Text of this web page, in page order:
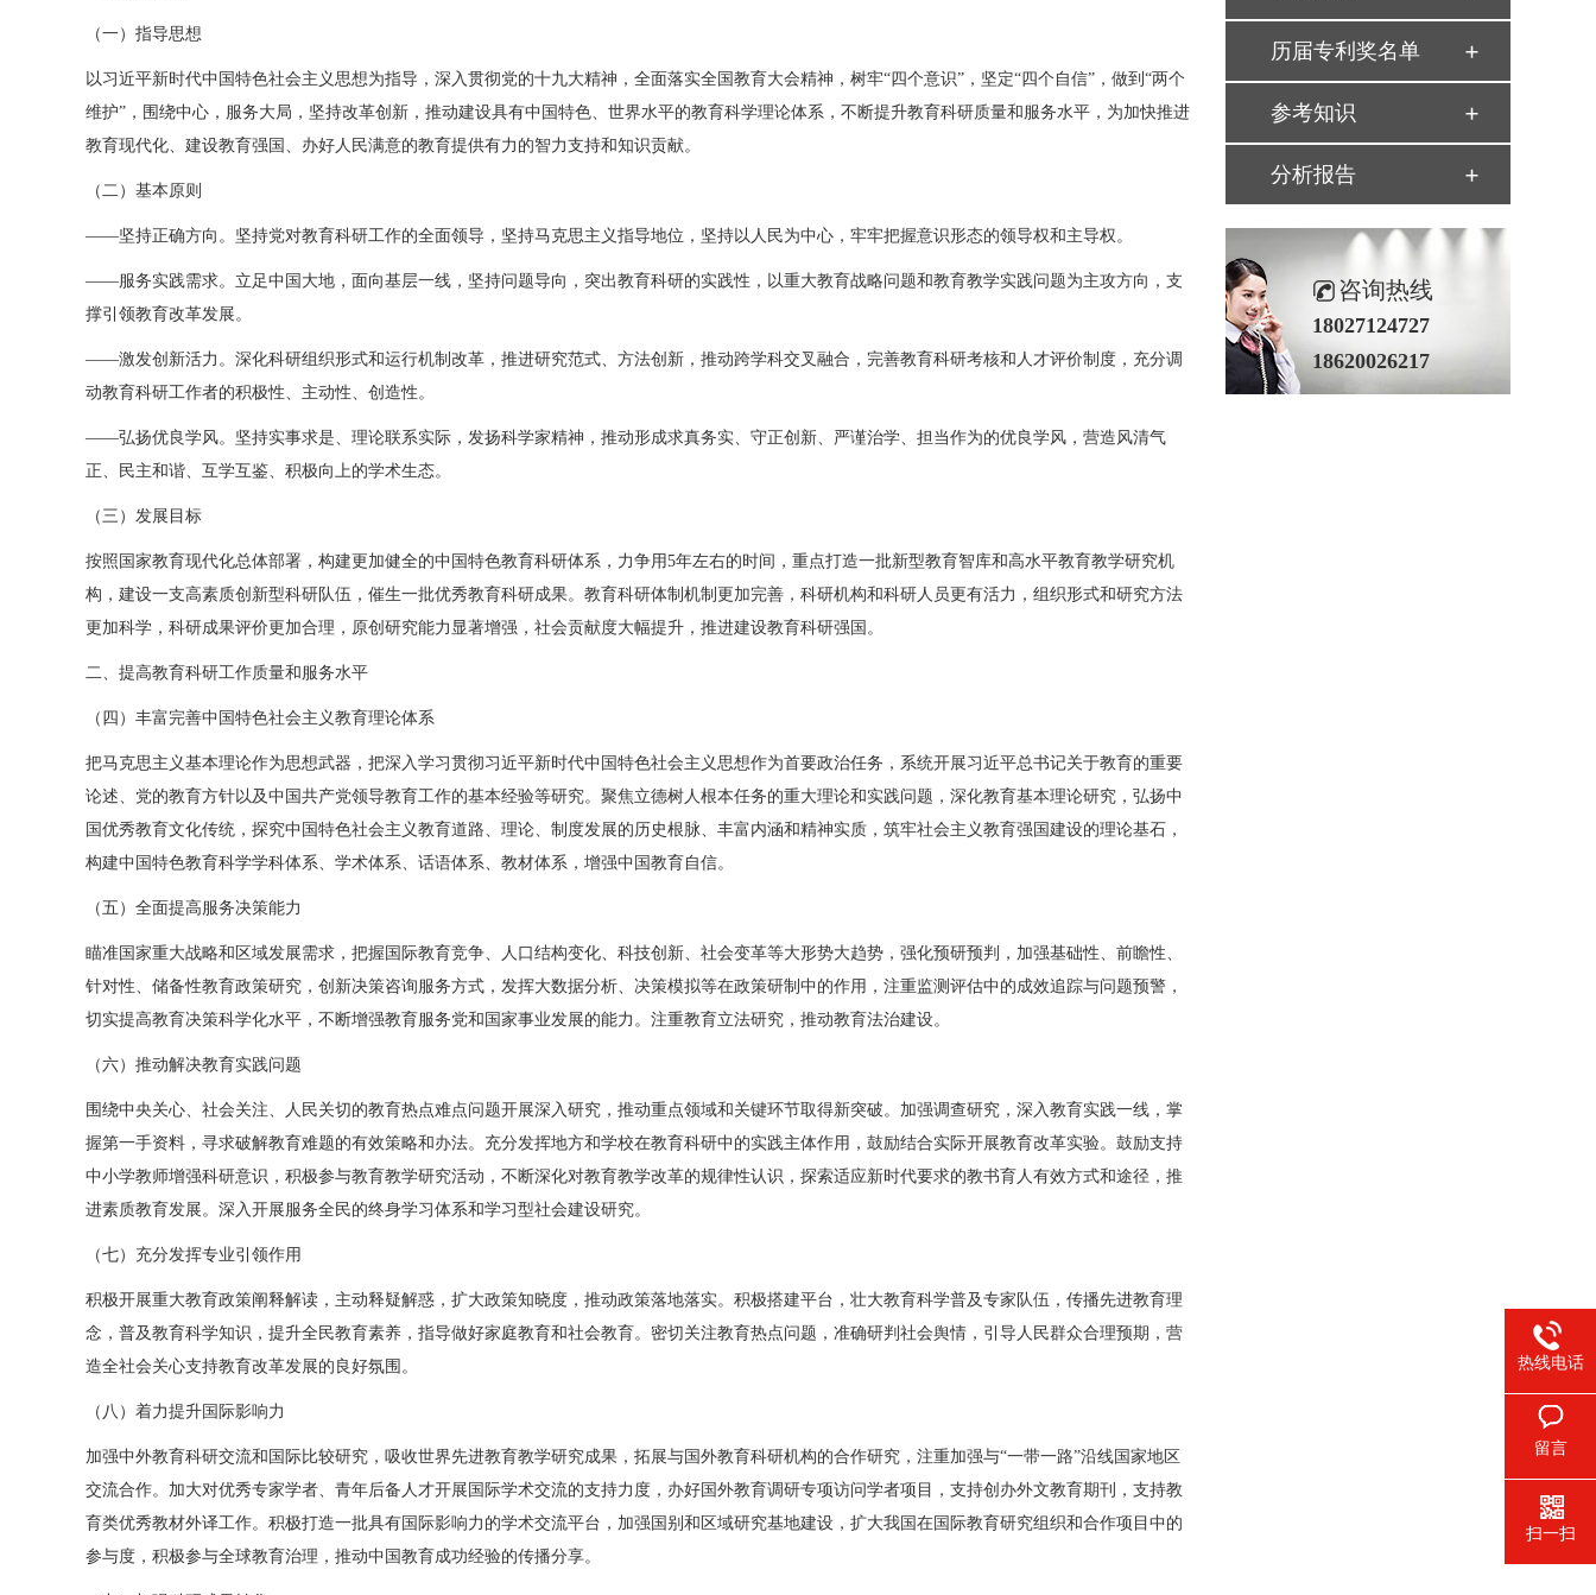
（一）指导思想
以习近平新时代中国特色社会主义思想为指导，深入贯彻党的十九大精神，全面落实全国教育大会精神，树牢“四个意识”，坚定“四个自信”，做到“两个
维护”，围绕中心，服务大局，坚持改革创新，推动建设具有中国特色、世界水平的教育科学理论体系，不断提升教育科研质量和服务水平，为加快推进
教育现代化、建设教育强国、办好人民满意的教育提供有力的智力支持和知识贡献。
（二）基本原则
——坚持正确方向。坚持党对教育科研工作的全面领导，坚持马克思主义指导地位，坚持以人民为中心，牢牢把握意识形态的领导权和主导权。
——服务实践需求。立足中国大地，面向基层一线，坚持问题导向，突出教育科研的实践性，以重大教育战略问题和教育教学实践问题为主攻方向，支
撑引领教育改革发展。
——激发创新活力。深化科研组织形式和运行机制改革，推进研究范式、方法创新，推动跨学科交叉融合，完善教育科研考核和人才评价制度，充分调
动教育科研工作者的积极性、主动性、创造性。
——弘扬优良学风。坚持实事求是、理论联系实际，发扬科学家精神，推动形成求真务实、守正创新、严谨治学、担当作为的优良学风，营造风清气
正、民主和谐、互学互鉴、积极向上的学术生态。
（三）发展目标
按照国家教育现代化总体部署，构建更加健全的中国特色教育科研体系，力争用5年左右的时间，重点打造一批新型教育智库和高水平教育教学研究机
构，建设一支高素质创新型科研队伍，催生一批优秀教育科研成果。教育科研体制机制更加完善，科研机构和科研人员更有活力，组织形式和研究方法
更加科学，科研成果评价更加合理，原创研究能力显著增强，社会贡献度大幅提升，推进建设教育科研强国。
二、提高教育科研工作质量和服务水平
（四）丰富完善中国特色社会主义教育理论体系
把马克思主义基本理论作为思想武器，把深入学习贯彻习近平新时代中国特色社会主义思想作为首要政治任务，系统开展习近平总书记关于教育的重要
论述、党的教育方针以及中国共产党领导教育工作的基本经验等研究。聚焦立德树人根本任务的重大理论和实践问题，深化教育基本理论研究，弘扬中
国优秀教育文化传统，探究中国特色社会主义教育道路、理论、制度发展的历史根脉、丰富内涵和精神实质，筑牢社会主义教育强国建设的理论基石，
构建中国特色教育科学学科体系、学术体系、话语体系、教材体系，增强中国教育自信。
（五）全面提高服务决策能力
瞄准国家重大战略和区域发展需求，把握国际教育竞争、人口结构变化、科技创新、社会变革等大形势大趋势，强化预研预判，加强基础性、前瞻性、
针对性、储备性教育政策研究，创新决策咨询服务方式，发挥大数据分析、决策模拟等在政策研制中的作用，注重监测评估中的成效追踪与问题预警，
切实提高教育决策科学化水平，不断增强教育服务党和国家事业发展的能力。注重教育立法研究，推动教育法治建设。
（六）推动解决教育实践问题
围绕中央关心、社会关注、人民关切的教育热点难点问题开展深入研究，推动重点领域和关键环节取得新突破。加强调查研究，深入教育实践一线，掌
握第一手资料，寻求破解教育难题的有效策略和办法。充分发挥地方和学校在教育科研中的实践主体作用，鼓励结合实际开展教育改革实验。鼓励支持
中小学教师增强科研意识，积极参与教育教学研究活动，不断深化对教育教学改革的规律性认识，探索适应新时代要求的教书育人有效方式和途径，推
进素质教育发展。深入开展服务全民的终身学习体系和学习型社会建设研究。
（七）充分发挥专业引领作用
积极开展重大教育政策阐释解读，主动释疑解惑，扩大政策知晓度，推动政策落地落实。积极搭建平台，壮大教育科学普及专家队伍，传播先进教育理
念，普及教育科学知识，提升全民教育素养，指导做好家庭教育和社会教育。密切关注教育热点问题，准确研判社会舆情，引导人民群众合理预期，营
造全社会关心支持教育改革发展的良好氛围。
（八）着力提升国际影响力
加强中外教育科研交流和国际比较研究，吸收世界先进教育教学研究成果，拓展与国外教育科研机构的合作研究，注重加强与“一带一路”沿线国家地区
交流合作。加大对优秀专家学者、青年后备人才开展国际学术交流的支持力度，办好国外教育调研专项访问学者项目，支持创办外文教育期刊，支持教
育类优秀教材外译工作。积极打造一批具有国际影响力的学术交流平台，加强国别和区域研究基地建设，扩大我国在国际教育研究组织和合作项目中的
参与度，积极参与全球教育治理，推动中国教育成功经验的传播分享。
历届专利奖名单
参考知识
分析报告
咨询热线
18027124727
18620026217
热线电话
留言
扫一扫